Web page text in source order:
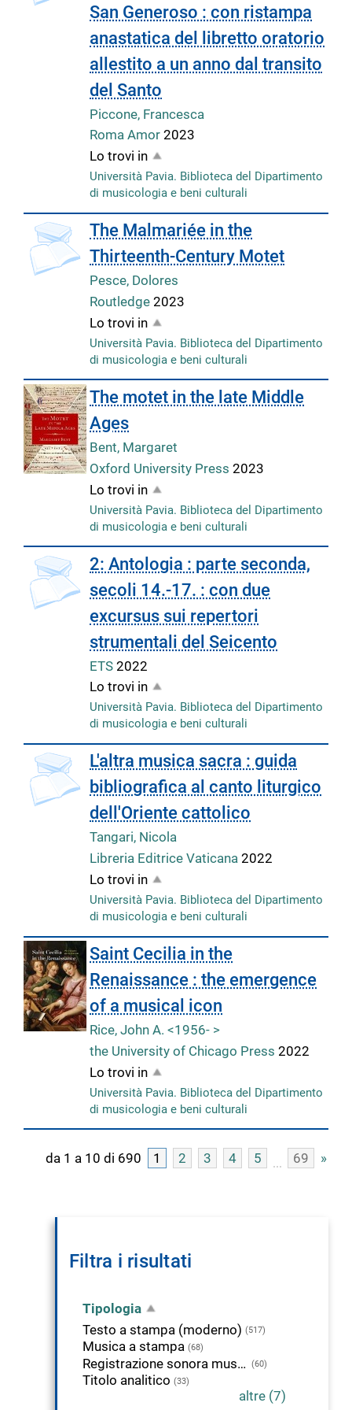
San Generoso : con ristampa
anastatica del libretto oratorio
allestito a un anno dal transito
del Santo
Piccone, Francesca
Roma Amor2023
Lo trovi in
Università Pavia. Biblioteca del Dipartimento
di musicologia e beni culturali
The Malmariée in the
Thirteenth-Century Motet
Pesce, Dolores
Routledge2023
Lo trovi in
Università Pavia. Biblioteca del Dipartimento
di musicologia e beni culturali
The motet in the late Middle
Ages
Bent, Margaret
Oxford University Press2023
Lo trovi in
Università Pavia. Biblioteca del Dipartimento
di musicologia e beni culturali
2: Antologia : parte seconda,
secoli 14.-17. : con due
excursus sui repertori
strumentali del Seicento
ETS2022
Lo trovi in
Università Pavia. Biblioteca del Dipartimento
di musicologia e beni culturali
L'altra musica sacra : guida
bibliografica al canto liturgico
dell'Oriente cattolico
Tangari, Nicola
Libreria Editrice Vaticana2022
Lo trovi in
Università Pavia. Biblioteca del Dipartimento
di musicologia e beni culturali
Saint Cecilia in the
Renaissance : the emergence
of a musical icon
Rice, John A. <1956- >
the University of Chicago Press2022
Lo trovi in
Università Pavia. Biblioteca del Dipartimento
di musicologia e beni culturali
da 1 a 10 di 690 1 2 3 4 5 69 »
Filtra i risultati
Tipologia
Testo a stampa (moderno) (517)
Musica a stampa (68)
Registrazione sonora musicale (60)
Titolo analitico (33)
altre (7)